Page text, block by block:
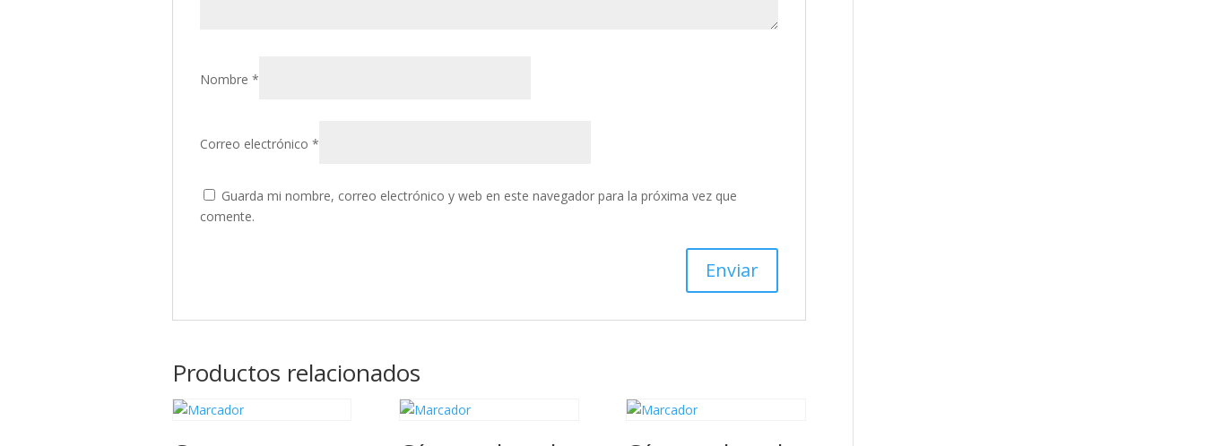
Nombre *
Correo electrónico *
Guarda mi nombre, correo electrónico y web en este navegador para la próxima vez que
comente.
Productos relacionados